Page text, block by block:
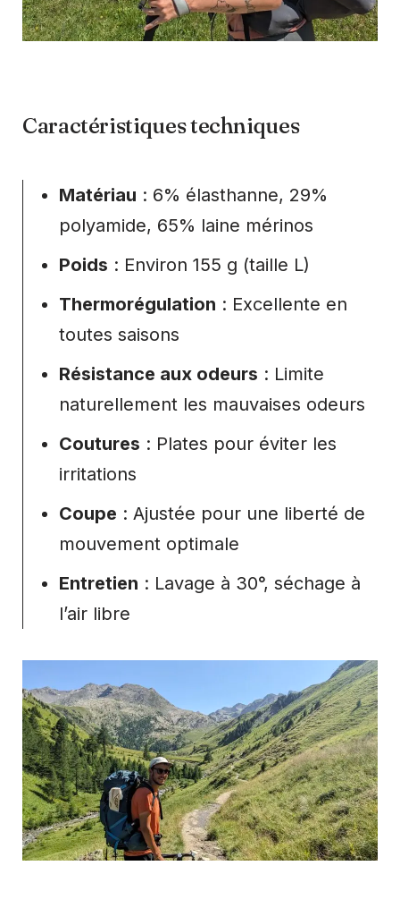
Caractéristiques techniques
Matériau : 6% élasthanne, 29%
polyamide, 65% laine mérinos
Poids : Environ 155 g (taille L)
Thermorégulation : Excellente en
toutes saisons
Résistance aux odeurs : Limite
naturellement les mauvaises odeurs
Coutures : Plates pour éviter les
irritations
Coupe : Ajustée pour une liberté de
mouvement optimale
Entretien : Lavage à 30°, séchage à
l’air libre